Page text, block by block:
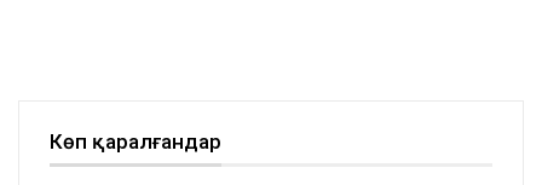
Көп қаралғандар